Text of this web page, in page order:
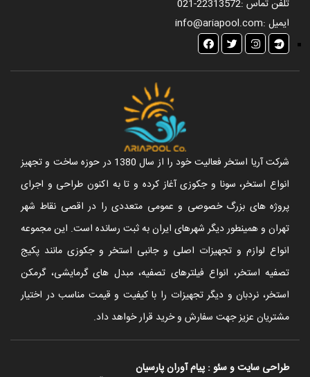
تلفن تماس :021-22313572
ایمیل :info@ariapool.com
شرکت آریا استخر فعالیت خود را از سال 1380 در حوزه ساخت و تجهیز
انواع استخر، سونا و جکوزی آغاز کرده و تا به اکنون طراحی و اجرای
پروژه های بزرگ خصوصی و عمومی متعددی را در اقصی نقاط شهر
تهران و همینطور دیگر شهرهای ایران به ثبت رسانده است. این مجموعه
انواع لوازم و تجهیزات اصلی و جانبی استخر و جکوزی مانند پکیج
تصفیه استخر، انواع فیلترهای تصفیه، مبدل های گرمایشی، گرمکن
استخر، نردبان و دیگر تجهیزات را با کیفیت و قیمت مناسب در اختیار
مشتریان عزیز جهت سفارش و خرید قرار خواهد داد.
طراحی سایتوسئو : پیام آوران پارسیان